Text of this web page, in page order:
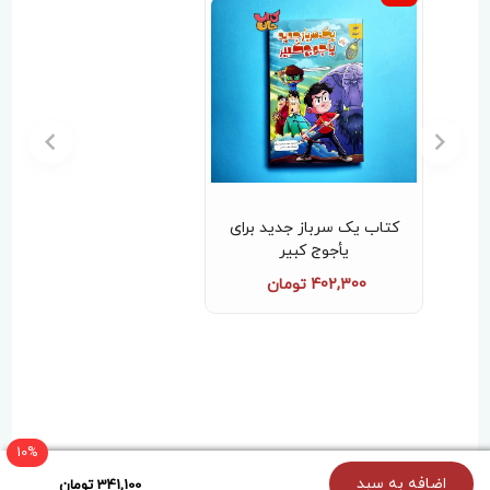
↵مفهوم کتاب
کتاب «جغله؛ جادوگر جنجالی» درباره‌ی کشف
هویت، دوستی و شجاعت در دل یک دنیای
فانتزی و غیرمنتظره است. شخصیت‌ها در
محیطی عجیب و جادویی با چالش‌هایی روبه‌رو
می‌شوند که آن‌ها را وادار به رشد، همکاری و
پذیرش تفاوت‌ها می‌کند.
کتاب یک سرباز جدید برای
یأجوج کبیر
402,300 تومان
10%
341,100 تومان
اضافه به سبد